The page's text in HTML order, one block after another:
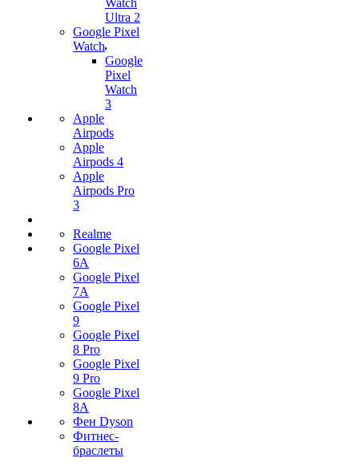
Watch
Ultra 2
Google Pixel
Watch
Google
Pixel
Watch
3
Apple
Airpods
Apple
Airpods 4
Apple
Airpods Pro
3
Realme
Google Pixel
6A
Google Pixel
7А
Google Pixel
9
Google Pixel
8 Pro
Google Pixel
9 Pro
Google Pixel
8A
Фен Dyson
Фитнес-
браслеты